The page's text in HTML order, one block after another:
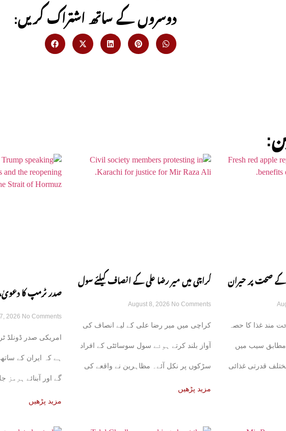
:دوسروں کے ساتھ اشتراک کریں
کے صحت پر حیران
مند غذا کا حصہ
مطابق سیب میں
مختلف قدرتی غذائی
کراچی میں میر رضا علی کے انصاف کیلئے سول
سوسائٹی سڑکوں پر آ گئی
August 8, 2026 No Comments
کراچی میں میر رضا علی کے لیے انصاف کی
آواز بلند کرتے ہوئے سول سوسائٹی کے افراد
سڑکوں پر نکل آئے۔ مظاہرین نے واقعے کی
مزید پڑھیں
صدر ٹرمپ کا
کامیاب ہوں گے،2026 No Comments
امریکی صدر ڈونلڈ
ہے کہ ایران کے
گے اور آبنائے ہرمز
مزید پڑھیں